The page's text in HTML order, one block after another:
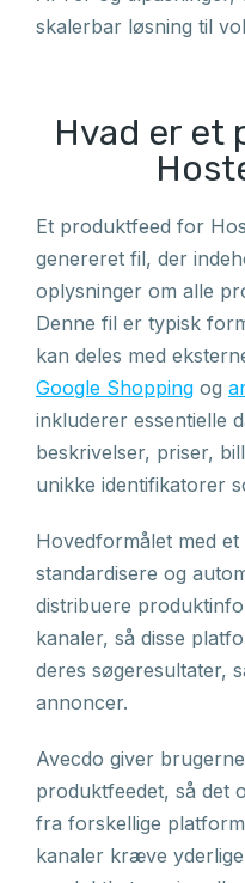
skalerbar løsning til
Hvad er et
Et produktfeed for
genereret fil, der
oplysninger om alle
Denne fil er typisk
kan deles med
Google Shopping og
inkluderer essentielle
beskrivelser, priser,
unikke identifikatorer
Hovedformålet med
standardisere og
distribuere
kanaler, så disse
deres søgeresultater,
annoncer.
Avecdo giver
produktfeedet, så det
fra forskellige
kanaler kræve